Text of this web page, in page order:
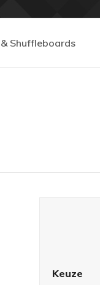
Shuffleboards
Keuze